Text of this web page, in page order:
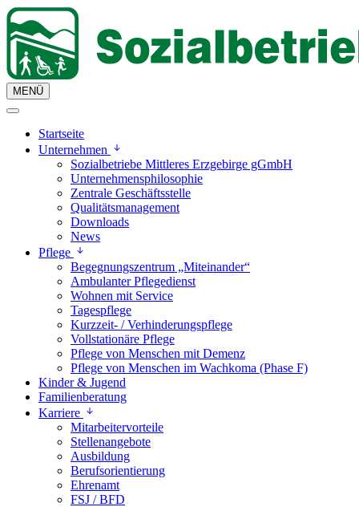
MENÜ
Startseite
Unternehmen
Sozialbetriebe Mittleres Erzgebirge gGmbH
Unternehmensphilosophie
Zentrale Geschäftsstelle
Qualitätsmanagement
Downloads
News
Pflege
Begegnungszentrum „Miteinander“
Ambulanter Pflegedienst
Wohnen mit Service
Tagespflege
Kurzzeit- / Verhinderungspflege
Vollstationäre Pflege
Pflege von Menschen mit Demenz
Pflege von Menschen im Wachkoma (Phase F)
Kinder & Jugend
Familienberatung
Karriere
Mitarbeitervorteile
Stellenangebote
Ausbildung
Berufsorientierung
Ehrenamt
FSJ / BFD